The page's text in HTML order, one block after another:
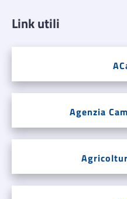
Link utili
Agenzia